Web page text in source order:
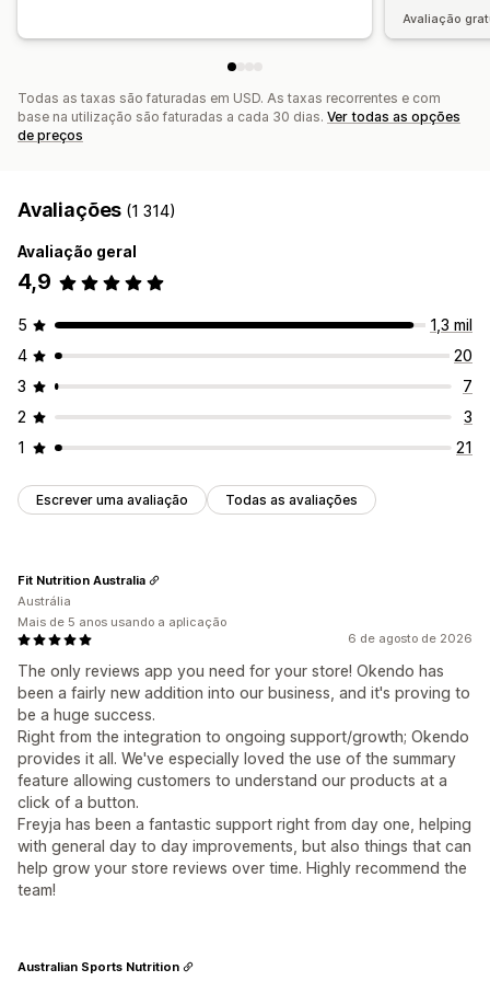
Avaliação
Todas as taxas são faturadas em USD. As taxas recorrentes e com
base na utilização são faturadas a cada 30 dias. Ver todas as opções
de preços
Avaliações (1 314)
Avaliação geral
4,9
5
1,3 mil
4
20
3
7
2
3
1
21
Escrever uma avaliação Todas as avaliações
6 de agosto de 2026
The only reviews app you need for your store! Okendo has
been a fairly new addition into our business, and it's proving to
be a huge success.
Right from the integration to ongoing support/growth; Okendo
provides it all. We've especially loved the use of the summary
feature allowing customers to understand our products at a
click of a button.
Freyja has been a fantastic support right from day one, helping
with general day to day improvements, but also things that can
help grow your store reviews over time. Highly recommend the
team!
Fit Nutrition Australia
Austrália
Mais de 5 anos usando a aplicação
Australian Sports Nutrition